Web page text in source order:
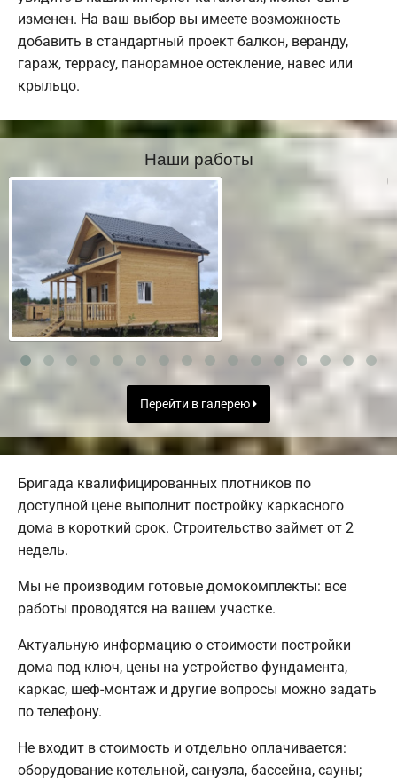
изменен. На ваш выбор вы имеете возможность
добавить в стандартный проект балкон, веранду,
гараж, террасу, панорамное остекление, навес или
крыльцо.
Наши работы
Перейти в галерею
Бригада квалифицированных плотников по
доступной цене выполнит постройку каркасного
дома в короткий срок. Строительство займет от 2
недель.
Мы не производим готовые домокомплекты: все
работы проводятся на вашем участке.
Актуальную информацию о стоимости постройки
дома под ключ, цены на устройство фундамента,
каркас, шеф-монтаж и другие вопросы можно задать
по телефону.
Не входит в стоимость и отдельно оплачивается:
оборудование котельной, санузла, бассейна, сауны;